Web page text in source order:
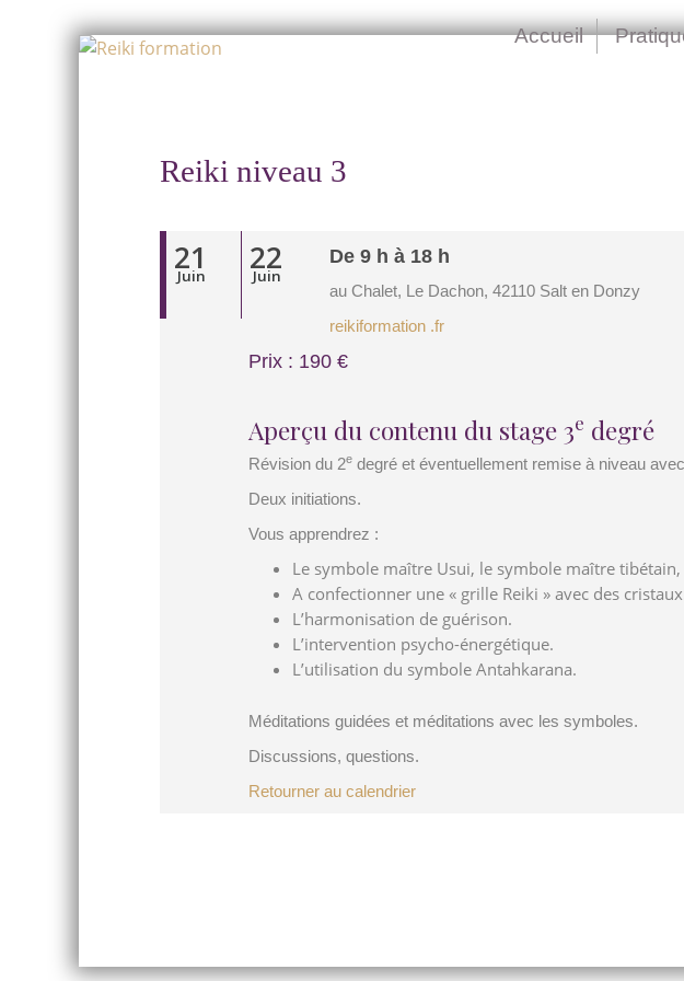
Skip
Accueil
Reiki niveau 3
21
Juin 22
Juin
De 9 h à 18 h
au Chalet, Le Dachon, 42110 Salt en Donzy
reikiformation .fr
Prix : 190 €
Aperçu du contenu du stage 3e degré
Révision du 2e degré et éventuellement remise à niveau
Deux initiations.
Vous apprendrez :
Le symbole maître Usui, le symbole maître
A confectionner une « grille Reiki » avec des
L’harmonisation de guérison.
L’intervention psycho-énergétique.
L’utilisation du symbole Antahkarana.
Méditations guidées et méditations avec les symboles.
Discussions, questions.
Retourner au calendrier